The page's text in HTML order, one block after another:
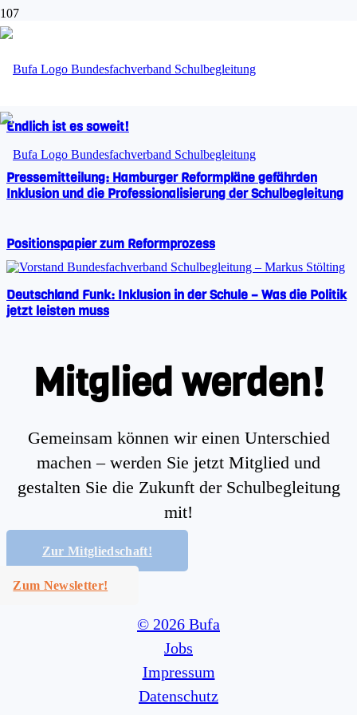
Endlich ist es soweit!
Pressemitteilung: Hamburger Reformpläne gefährden
Inklusion und die Professionalisierung der Schulbegleitung
Positionspapier zum Reformprozess
Deutschland Funk: Inklusion in der Schule – Was die Politik
jetzt leisten muss
Mitglied werden!
Gemeinsam können wir einen Unterschied
machen – werden Sie jetzt Mitglied und
gestalten Sie die Zukunft der Schulbegleitung
mit!
Zur Mitgliedschaft!
Zum Newsletter!
© 2026 Bufa
Jobs
Impressum
Datenschutz